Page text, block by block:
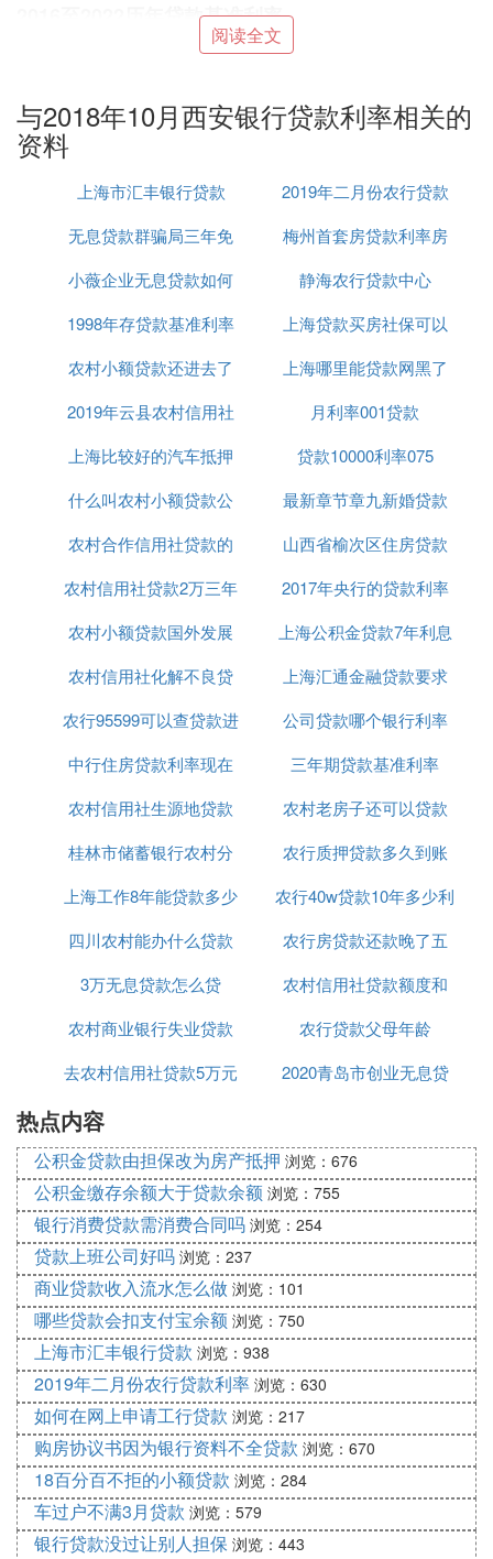
2016至2022历年贷款基准利率
现在基准利率是一年4.35%，2-5年4.75%，5年以上
2016年至2020年未调整贷款基准利率，执行2015年1
0月24日发布的利率标准，具体为:
1.银行贷款基准利率:一年以内(含一年)4.35%；一至
2.公积金贷款基准利率:五年以下(含五年)2.75%；五
年以上3.25%。
一、短期贷款，一年以内(含一年)4.35%。
二。中长期贷款，一至五年(含五年)4.75%，五年以
上4.90%。
三。个人住房公积金贷款年利率为%，五年以下(含五
年)2.75%，五年以上3.25%。
中国人民银行决定自2015年10月24日起下调金融机
构人民币贷款和存款基准利率，以进一步降低社会融
资成本。其中，金融机构一年期贷款基准利率下调0.
个百分点至1.5%。
其他档次贷款、存款基准利率和中国人民银行对金融
机构贷款利率相应调整；个人住房公积金贷款利率保
持不变。
2011年2月8日，中国人民银行决定自2011年2月9日
起，上调金融机构人民币存贷款基准利率。金融机构
档次存贷款基准利率相应调整。
2010年12月25日，中国人民银行决定自2010年12月
民币存贷款基准利率。金融机构一年期存贷款基准利
率分别上调0.25个百分点，其他档次存贷款基准利率
2010年10月19日自2010年10月20日起，银行贷款利
息上调至金融机构人民币存贷款基准利率。金融机构
25%上调至2.50%；一年期贷款基准利率上调0.25个
百分点，由目前的5.31%上调至5.56%；其他档次存
贷款基准利率相应调整。
历年中国银行贷款利率
请您登录中国银行官方网站（），点击首页中间右侧
的“金融数据”-“存/贷款利率”，根据币种选择“贷款利
率历史数据”进行查询。
以上内容供您参考，业务规定请以实际为准。
利率调整历史
1.历年基准利率多
2012年6月8日中国人民银行决定，自2012年6月8日
起下调金融机构人民币存贷款基准利率。
金融机构一年期存贷款基准利率分别下调0。25个百
分点，住房公积金存贷款利率也同步下调。
阅读全文
与2018年10月西安银行贷款利率相关的
资料
上海市汇丰银行贷款
2019年二月份农行贷款
利率
无息贷款群骗局三年免
息
梅州首套房贷款利率房
贷上浮25
小薇企业无息贷款如何
贷款
静海农行贷款中心
1998年存贷款基准利率
上海贷款买房社保可以
补交吗
农村小额贷款还进去了
还可以再贷吗
上海哪里能贷款网黑了
已经
2019年云县农村信用社
贷款要求
月利率001贷款
上海比较好的汽车抵押
贷款平台
贷款10000利率075
什么叫农村小额贷款公
司有哪些
最新章节章九新婚贷款
无息贷款
农村合作信用社贷款的
利息率
山西省榆次区住房贷款
利率
农村信用社贷款2万三年
还利率多少
2017年央行的贷款利率
农村小额贷款国外发展
趋势
上海公积金贷款7年利息
多少
农村信用社化解不良贷
款的办法
上海汇通金融贷款要求
条件是什么意思
农行95599可以查贷款进
度吗
公司贷款哪个银行利率
低
中行住房贷款利率现在
多少2020年
三年期贷款基准利率
2018最新
农村信用社生源地贷款
毕业确认
农村老房子还可以贷款
吗
桂林市储蓄银行农村分
行贷款
农行质押贷款多久到账
上海工作8年能贷款多少
农行40w贷款10年多少利
息
四川农村能办什么贷款
买房
农行房贷款还款晚了五
天
3万无息贷款怎么贷
农村信用社贷款额度和
利息
农村商业银行失业贷款
利率
农行贷款父母年龄
去农村信用社贷款5万元
一年利息要多少钱
2020青岛市创业无息贷
热点内容
公积金贷款由担保改为房产抵押 浏览：676
公积金缴存余额大于贷款余额 浏览：755
银行消费贷款需消费合同吗 浏览：254
贷款上班公司好吗 浏览：237
商业贷款收入流水怎么做 浏览：101
哪些贷款会扣支付宝余额 浏览：750
上海市汇丰银行贷款 浏览：938
2019年二月份农行贷款利率 浏览：630
如何在网上申请工行贷款 浏览：217
购房协议书因为银行资料不全贷款 浏览：670
18百分百不拒的小额贷款 浏览：284
车过户不满3月贷款 浏览：579
银行贷款没过让别人担保 浏览：443